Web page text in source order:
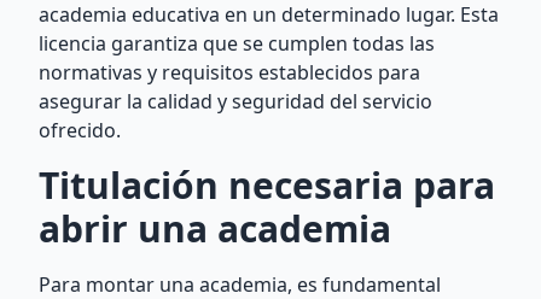
academia educativa en un determinado lugar. Esta
licencia garantiza que se cumplen todas las
normativas y requisitos establecidos para
asegurar la calidad y seguridad del servicio
ofrecido.
Titulación necesaria para
abrir una academia
Para montar una academia, es fundamental